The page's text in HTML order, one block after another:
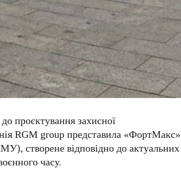
проєктування захисної
RGM group представила «ФортМакс»
створене відповідно до актуальних
часу.